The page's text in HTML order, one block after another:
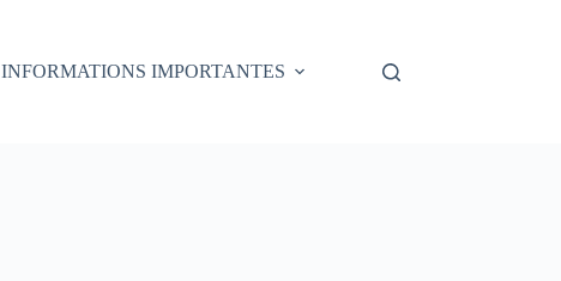
INFORMATIONS IMPORTANTES